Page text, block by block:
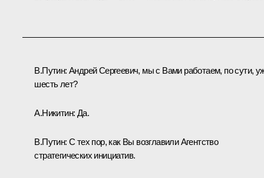
В.Путин: Андрей Сергеевич, мы с Вами работаем, по сути,
шесть лет?
А.Никитин: Да.
В.Путин: С тех пор, как Вы возглавили Агентство
стратегических инициатив.